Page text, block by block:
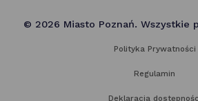
© 2026 Miasto Poznań. Wszystkie
Polityka Prywatności
Regulamin
Deklaracja